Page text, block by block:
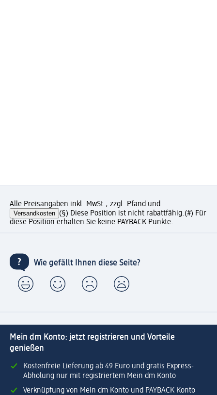
Alle Preisangaben inkl. MwSt., zzgl. Pfand und
Versandkosten (§) Diese Position ist nicht rabattfähig.(#) Für
diese Position erhalten Sie keine PAYBACK Punkte.
Wie gefällt Ihnen diese Seite?
Mein dm Konto: jetzt registrieren und Vorteile
genießen
Kostenfreie Lieferung ab 49 Euro und gratis Express-
Abholung nur mit registriertem Mein dm Konto
Verknüpfung von Mein dm Konto und PAYBACK Konto